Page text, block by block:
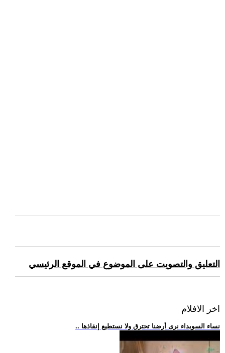
التعليق والتصويت على الموضوع في الموقع الرئيسي
اخر الافلام
.. نساء السويداء نرى أرضنا تحترق ولا نستطيع إنقاذها